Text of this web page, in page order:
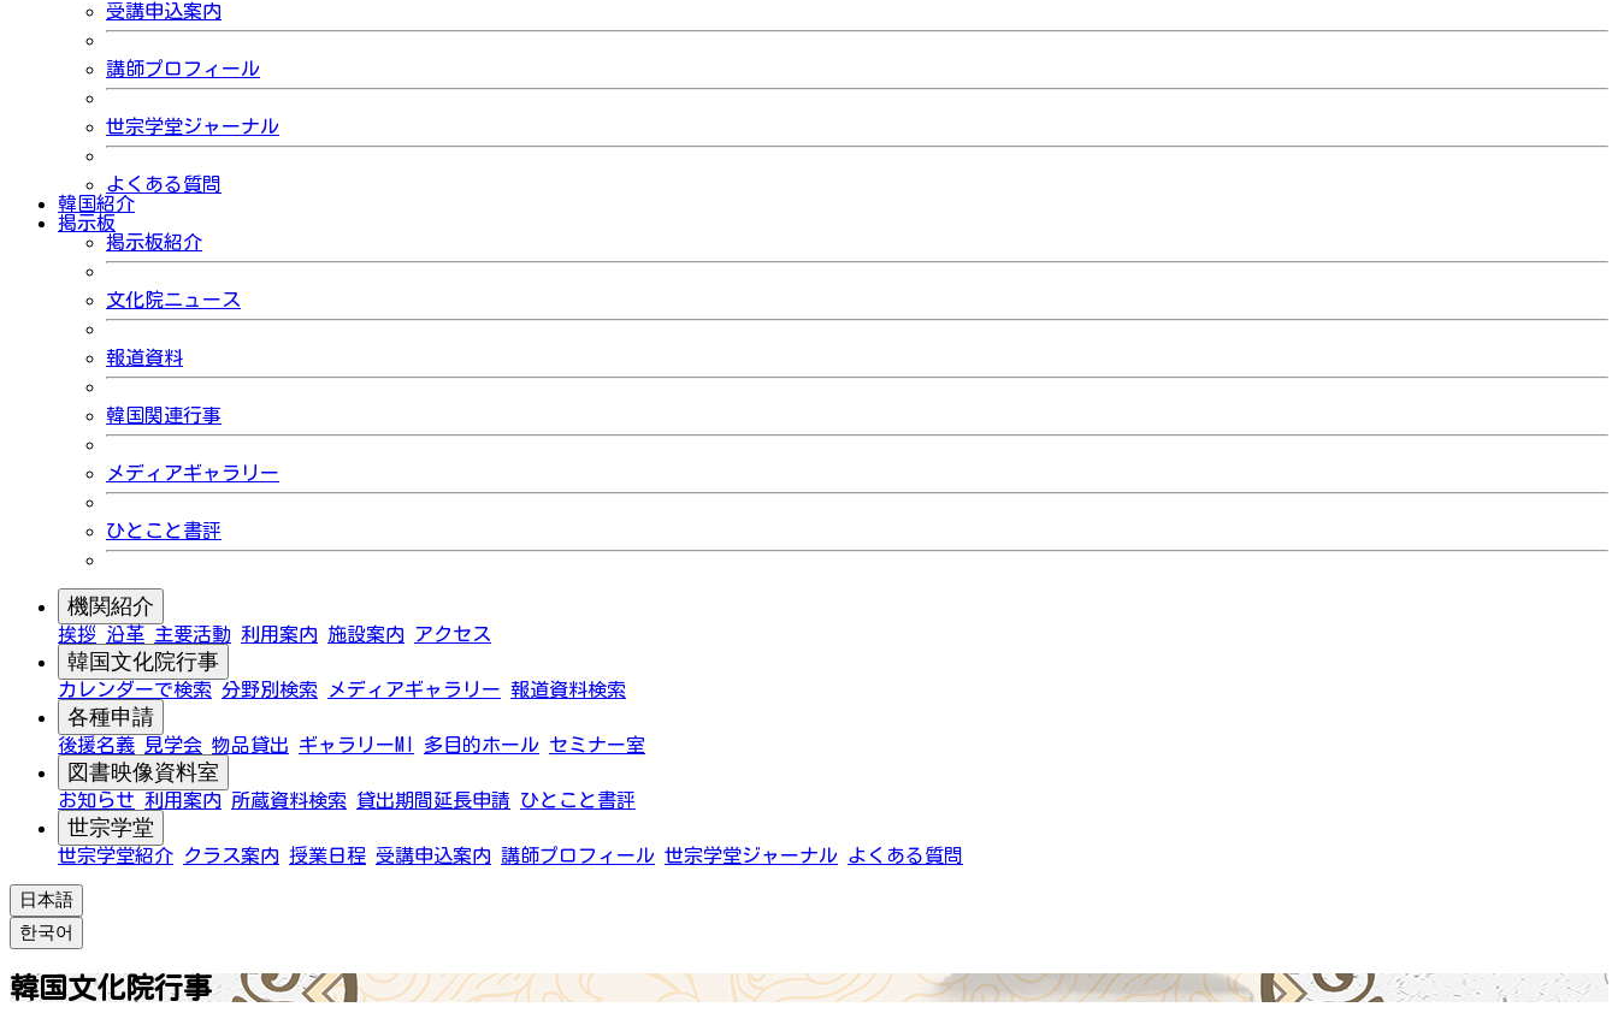
受講申込案内
講師プロフィール
世宗学堂ジャーナル
よくある質問
韓国紹介
掲示板
掲示板紹介
文化院ニュース
報道資料
韓国関連行事
メディアギャラリー
ひとこと書評
機関紹介
挨拶 沿革 主要活動 利用案内 施設案内 アクセス
韓国文化院行事
カレンダーで検索 分野別検索 メディアギャラリー 報道資料検索
各種申請
後援名義 見学会 物品貸出 ギャラリーMI 多目的ホール セミナー室
図書映像資料室
お知らせ 利用案内 所蔵資料検索 貸出期間延長申請 ひとこと書評
世宗学堂
世宗学堂紹介 クラス案内 授業日程 受講申込案内 講師プロフィール 世宗学堂ジャーナル よくある質問
日本語
한국어
韓国文化院行事